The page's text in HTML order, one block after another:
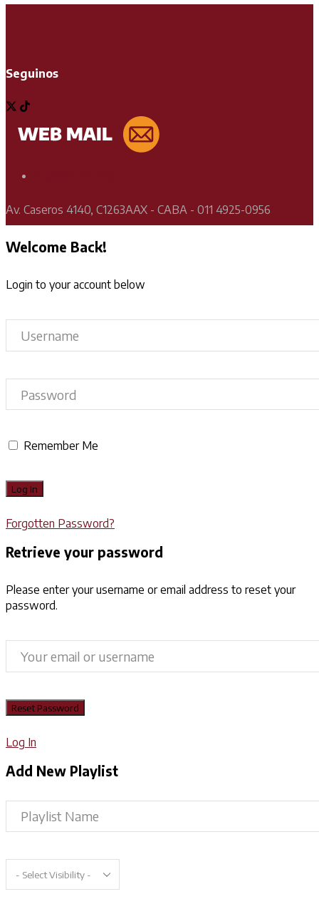
Seguinos
Av. Caseros 4140, C1263AAX - CABA - 011 4925-0956
Welcome Back!
Login to your account below
Remember Me
Forgotten Password?
Retrieve your password
Please enter your username or email address to reset your
password.
Log In
Add New Playlist